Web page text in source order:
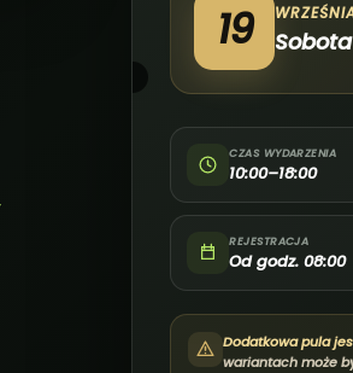
19
CZAS WYDARZENIA
10:00–18:00
REJESTRACJA
Od godz. 08:00
Dodatkowa pula
wariantach może